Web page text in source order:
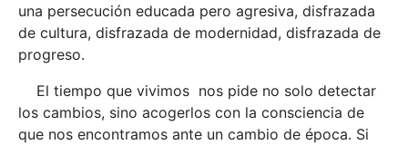
una persecución educada pero agresiva, disfrazada
de cultura, disfrazada de modernidad, disfrazada de
progreso.
El tiempo que vivimos nos pide no solo detectar
los cambios, sino acogerlos con la consciencia de
que nos encontramos ante un cambio de época. Si